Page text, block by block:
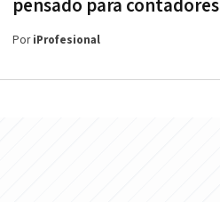
pensado para contadores
PoriProfesional